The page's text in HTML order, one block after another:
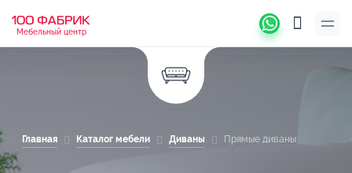
Мебельный центр
Главная Каталог мебели Диваны Прямые диваны